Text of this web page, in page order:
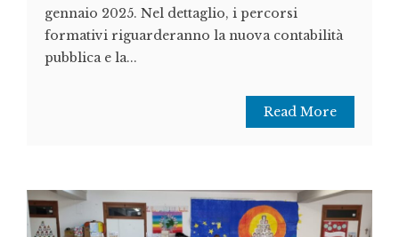
gennaio 2025. Nel dettaglio, i percorsi
formativi riguarderanno la nuova contabilità
pubblica e la...
Read More